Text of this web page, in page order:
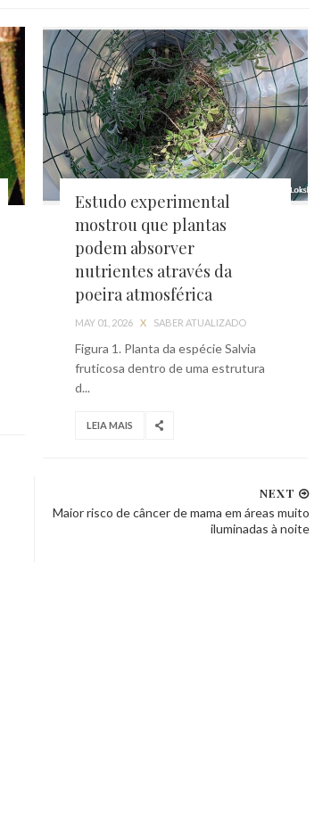
Estudo experimental
mostrou que plantas
podem absorver
nutrientes através da
poeira atmosférica
MAY 01, 2026 X SABER ATUALIZADO
Figura 1. Planta da espécie Salvia
fruticosa dentro de uma estrutura
d...
LEIA MAIS
NEXT
Maior risco de câncer de mama em áreas muito
iluminadas à noite